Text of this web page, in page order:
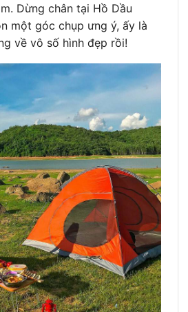
Dừng chân tại Hồ Dầu
một góc chụp ưng ý, ấy là
về vô số hình đẹp rồi!